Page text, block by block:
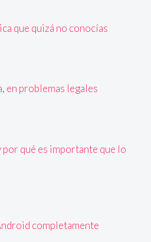
que quizá no conocías
en problemas legales
qué es importante que lo
completamente